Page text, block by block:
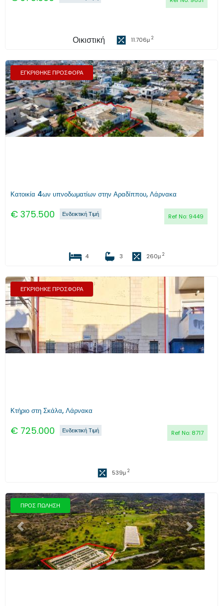
Οικιστική 11.706μ 2
ΕΓΚΡΙΘΗΚΕ ΠΡΟΣΦΟΡΑ
Προηγούμενο Επόμενο
Κατοικία 4ων υπνοδωματίων στην Αραδίππου, Λάρνακα
€ 375.500 Ref No: 9449
Ενδεικτική Τιμή
4 3 260μ 2
ΕΓΚΡΙΘΗΚΕ ΠΡΟΣΦΟΡΑ
Προηγούμενο Επόμενο
Κτήριο στη Σκάλα, Λάρνακα
€ 725.000 Ref No: 8717
Ενδεικτική Τιμή
539μ 2
ΠΡΟΣ ΠΩΛΗΣΗ
Προηγούμενο Επόμενο